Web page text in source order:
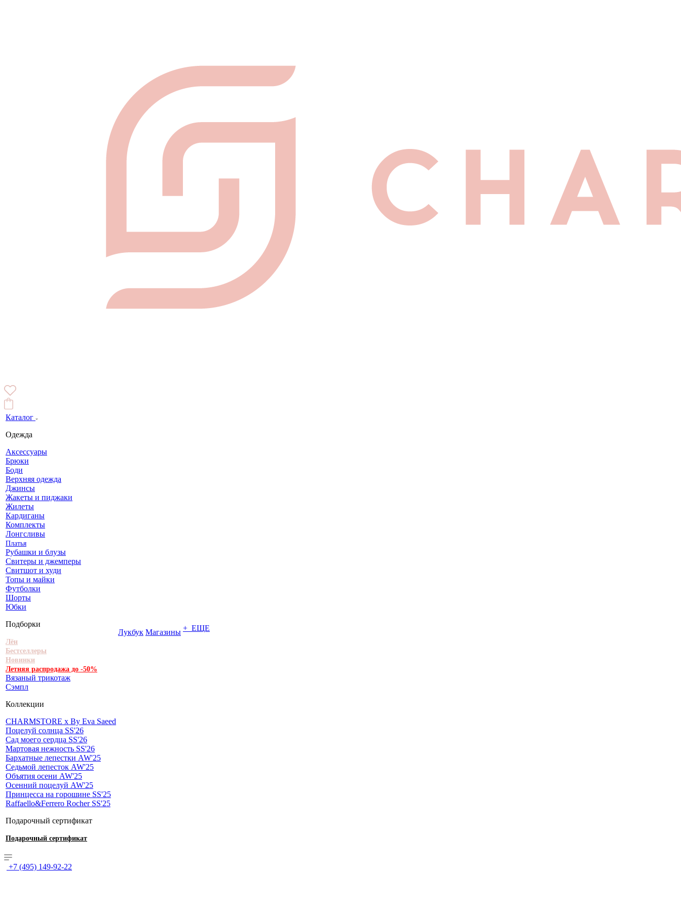
Каталог
Одежда
Аксессуары
Брюки
Боди
Верхняя одежда
Джинсы
Жакеты и пиджаки
Жилеты
Кардиганы
Комплекты
Лонгсливы
Платья
Рубашки и блузы
Свитеры и джемперы
Свитшот и худи
Топы и майки
Футболки
Шорты
Юбки
Подборки
Лён
Бестселлеры
Новинки
Летняя распродажа до -50%
Вязаный трикотаж
Сэмпл
Коллекции
CHARMSTORE х By Eva Saeed
Поцелуй солнца SS'26
Сад моего сердца SS'26
Мартовая нежность SS'26
Бархатные лепестки AW'25
Седьмой лепесток AW'25
Объятия осени AW'25
Осенний поцелуй AW'25
Принцесса на горошине SS'25
Raffaello&Ferrero Rocher SS'25
Подарочный сертификат
Подарочный сертификат
Лукбук Магазины + ЕЩЕ
+7 (495) 149-92-22